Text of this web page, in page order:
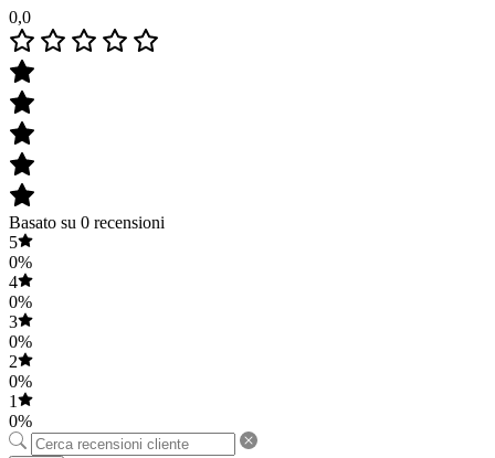
0,0
Basato su 0 recensioni
5
0%
4
0%
3
0%
2
0%
1
0%